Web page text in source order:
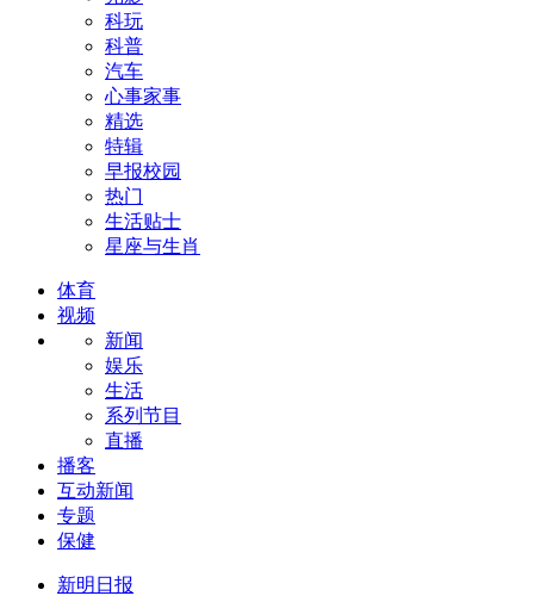
科玩
科普
汽车
心事家事
精选
特辑
早报校园
热门
生活贴士
星座与生肖
体育
视频
新闻
娱乐
生活
系列节目
直播
播客
互动新闻
专题
保健
新明日报